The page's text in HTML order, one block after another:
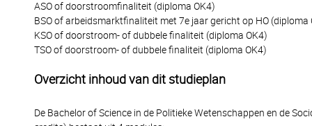
ASO of doorstroomfinaliteit (diploma OK4)
BSO of arbeidsmarktfinaliteit met 7e jaar gericht op HO (diploma
KSO of doorstroom- of dubbele finaliteit (diploma OK4)
TSO of doorstroom- of dubbele finaliteit (diploma OK4)
Overzicht inhoud van dit studieplan
De Bachelor of Science in de Politieke Wetenschappen en de